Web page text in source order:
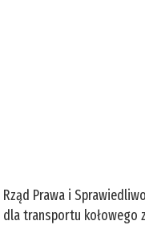
Rząd Prawa i
dla transportu kołowego